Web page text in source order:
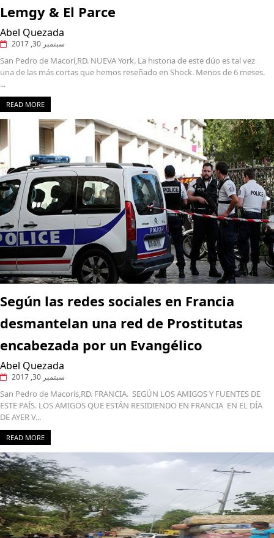
Lemgy & El Parce
Abel Quezada
سبتمبر 30, 2017
San Pedro de Macorí,RD. NUEVA York. La historia de este dúo es tal vez
una de las más cortas que hemos reseñado en Shock. Menos de 6 meses.
...
READ MORE
Según las redes sociales en Francia
desmantelan una red de Prostitutas
encabezada por un Evangélico
Abel Quezada
سبتمبر 30, 2017
San Pedro de Macorís,RD. FRANCIA. SEGÚN LOS AMIGOS Y FUENTES DE
ESTE PAÍS. LOS AMIGOS QUE ESTÁN RESIDIENDO EN FRANCIA EN EL DÍA
DE AYER V...
READ MORE